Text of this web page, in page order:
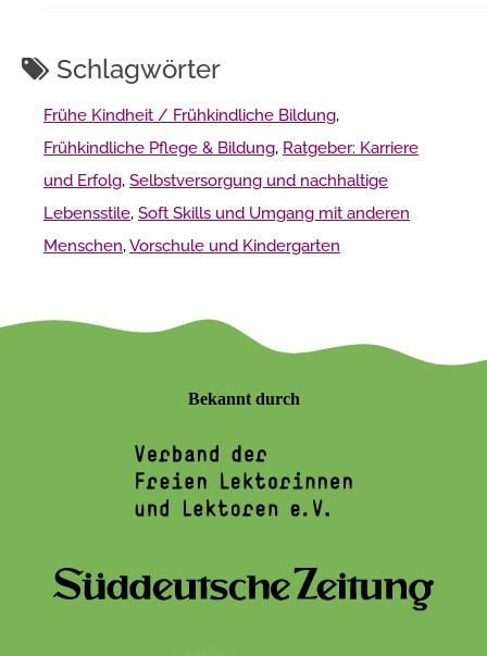
Schlagwörter
Frühe Kindheit / Frühkindliche Bildung,
Frühkindliche Pflege & Bildung, Ratgeber: Karriere
und Erfolg, Selbstversorgung und nachhaltige
Lebensstile, Soft Skills und Umgang mit anderen
Menschen,Vorschule und Kindergarten
Bekannt durch